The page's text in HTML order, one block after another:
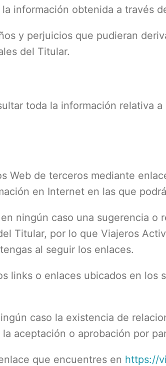
información obtenida a través
y perjuicios que pudieran
del Titular.
toda la información relativa
Web de terceros mediante
en Internet en las que
ningún caso una sugerencia o
Titular, por lo que Viajeros
al seguir los enlaces.
links o enlaces ubicados en los
caso la existencia de
aceptación o aprobación por
que encuentres en https://